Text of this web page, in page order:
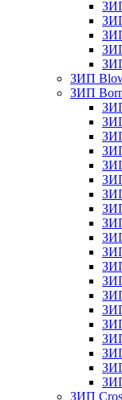
ЗИП
ЗИП
ЗИП